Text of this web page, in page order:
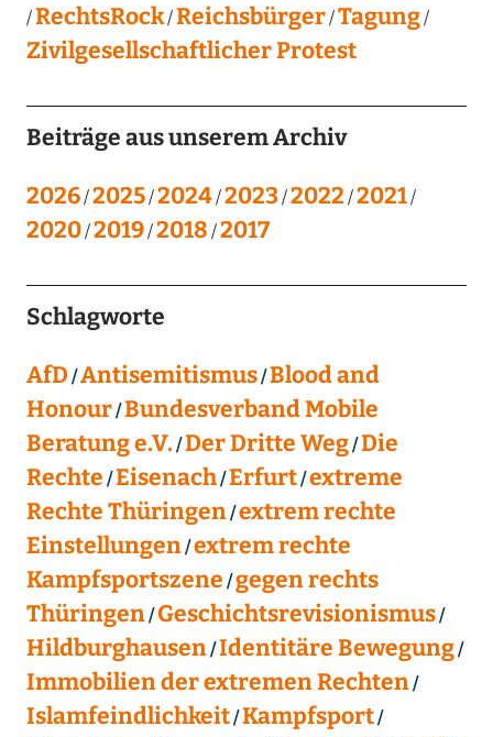
RechtsRock Reichsbürger Tagung
Zivilgesellschaftlicher Protest
Beiträge aus unserem Archiv
2026 2025 2024 2023 2022 2021
2020 2019 2018 2017
Schlagworte
AfD Antisemitismus Blood and
Honour Bundesverband Mobile
Beratung e.V. Der Dritte Weg Die
Rechte Eisenach Erfurt extreme
Rechte Thüringen extrem rechte
Einstellungen extrem rechte
Kampfsportszene gegen rechts
Thüringen Geschichtsrevisionismus
Hildburghausen Identitäre Bewegung
Immobilien der extremen Rechten
Islamfeindlichkeit Kampfsport